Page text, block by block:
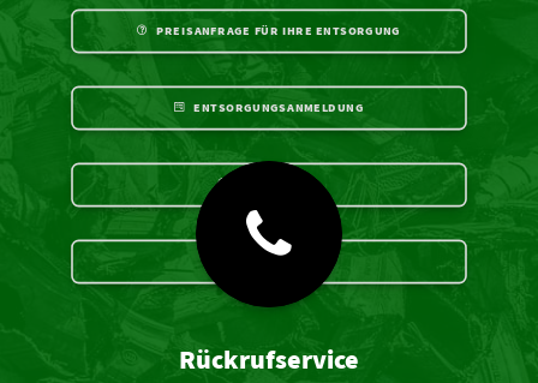
PREISANFRAGE FÜR IHRE ENTSORGUNG
ENTSORGUNGSANMELDUNG
ZERTIFIKATE
Rückrufservice